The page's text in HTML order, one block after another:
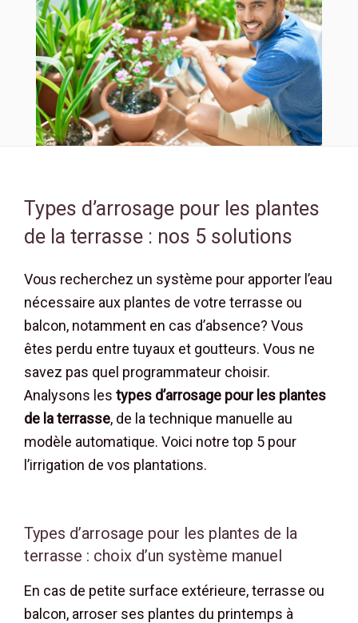
Types d’arrosage pour les plantes
de la terrasse : nos 5 solutions
Vous recherchez un système pour apporter l’eau
nécessaire aux plantes de votre terrasse ou
balcon, notamment en cas d’absence? Vous
êtes perdu entre tuyaux et goutteurs. Vous ne
savez pas quel programmateur choisir.
Analysons les types d’arrosage pour les plantes
de la terrasse, de la technique manuelle au
modèle automatique. Voici notre top 5 pour
l’irrigation de vos plantations.
Types d’arrosage pour les plantes de la
terrasse : choix d’un système manuel
En cas de petite surface extérieure, terrasse ou
balcon, arroser ses plantes du printemps à